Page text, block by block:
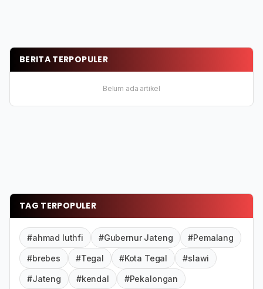
BERITA TERPOPULER
Belum ada artikel
TAG TERPOPULER
#ahmad luthfi #Gubernur Jateng #Pemalang
#brebes #Tegal #Kota Tegal #slawi
#Jateng #kendal #Pekalongan